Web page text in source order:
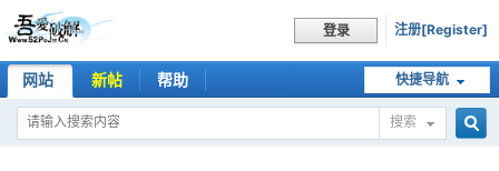
登录 注册[Register]
快捷导航
网站 新帖 帮助
搜索